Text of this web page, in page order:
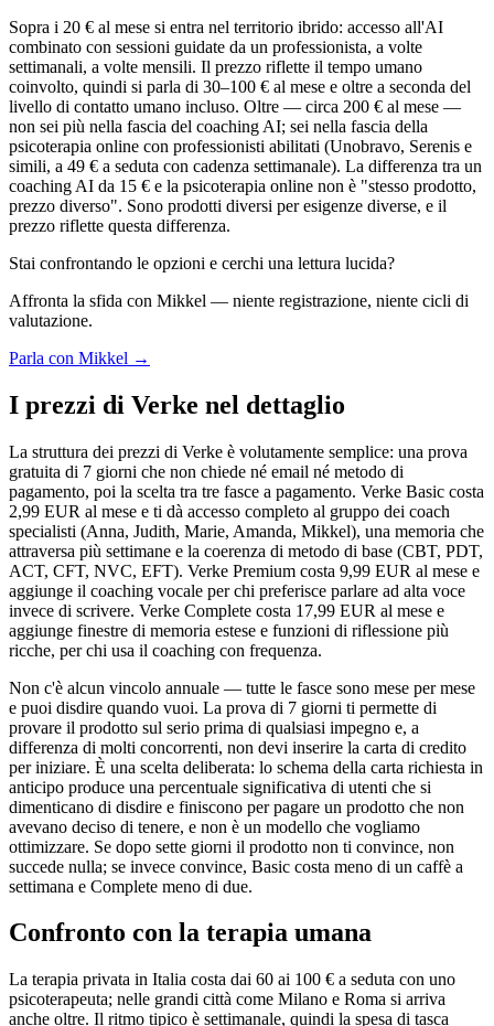
Sopra i 20 € al mese si entra nel territorio ibrido: accesso all'AI
combinato con sessioni guidate da un professionista, a volte
settimanali, a volte mensili. Il prezzo riflette il tempo umano
coinvolto, quindi si parla di 30–100 € al mese e oltre a seconda del
livello di contatto umano incluso. Oltre — circa 200 € al mese —
non sei più nella fascia del coaching AI; sei nella fascia della
psicoterapia online con professionisti abilitati (Unobravo, Serenis e
simili, a 49 € a seduta con cadenza settimanale). La differenza tra un
coaching AI da 15 € e la psicoterapia online non è "stesso prodotto,
prezzo diverso". Sono prodotti diversi per esigenze diverse, e il
prezzo riflette questa differenza.
Stai confrontando le opzioni e cerchi una lettura lucida?
Affronta la sfida con Mikkel — niente registrazione, niente cicli di
valutazione.
Parla con Mikkel →
I prezzi di Verke nel dettaglio
La struttura dei prezzi di Verke è volutamente semplice: una prova
gratuita di 7 giorni che non chiede né email né metodo di
pagamento, poi la scelta tra tre fasce a pagamento. Verke Basic costa
2,99 EUR al mese e ti dà accesso completo al gruppo dei coach
specialisti (Anna, Judith, Marie, Amanda, Mikkel), una memoria che
attraversa più settimane e la coerenza di metodo di base (CBT, PDT,
ACT, CFT, NVC, EFT). Verke Premium costa 9,99 EUR al mese e
aggiunge il coaching vocale per chi preferisce parlare ad alta voce
invece di scrivere. Verke Complete costa 17,99 EUR al mese e
aggiunge finestre di memoria estese e funzioni di riflessione più
ricche, per chi usa il coaching con frequenza.
Non c'è alcun vincolo annuale — tutte le fasce sono mese per mese
e puoi disdire quando vuoi. La prova di 7 giorni ti permette di
provare il prodotto sul serio prima di qualsiasi impegno e, a
differenza di molti concorrenti, non devi inserire la carta di credito
per iniziare. È una scelta deliberata: lo schema della carta richiesta in
anticipo produce una percentuale significativa di utenti che si
dimenticano di disdire e finiscono per pagare un prodotto che non
avevano deciso di tenere, e non è un modello che vogliamo
ottimizzare. Se dopo sette giorni il prodotto non ti convince, non
succede nulla; se invece convince, Basic costa meno di un caffè a
settimana e Complete meno di due.
Confronto con la terapia umana
La terapia privata in Italia costa dai 60 ai 100 € a seduta con uno
psicoterapeuta; nelle grandi città come Milano e Roma si arriva
anche oltre. Il ritmo tipico è settimanale, quindi la spesa di tasca